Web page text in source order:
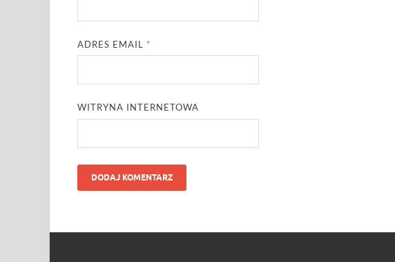
ADRES EMAIL *
WITRYNA INTERNETOWA